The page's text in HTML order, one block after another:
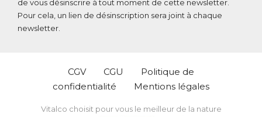
de vous désinscrire à tout moment de cette newsletter.
Pour cela, un lien de désinscription sera joint à chaque
newsletter.
CGV CGU
Politique de
confidentialité
Mentions légales
Vitalco choisit pour vous le meilleur de la nature